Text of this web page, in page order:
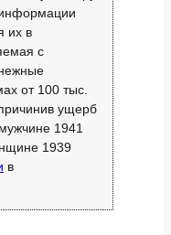
их в
с
от 100 тыс.
ущерб
1941
1939
в